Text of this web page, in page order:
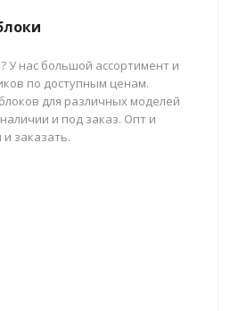
У нас большой ассортимент и
по доступным ценам.
для различных моделей
и под заказ. Опт и
заказать.